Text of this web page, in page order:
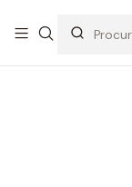
OFERTA DE
80€ de artigos sem